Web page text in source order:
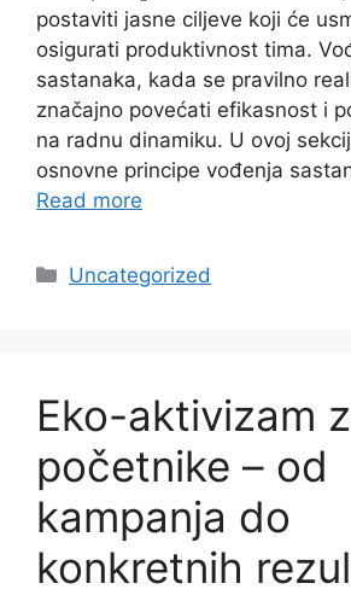
postaviti jasne ciljeve koji će
osigurati produktivnost tima.
sastanaka, kada se pravilno
značajno povećati efikasnost i
na radnu dinamiku. U ovoj
osnovne principe vođenja
Read more
Categories
Uncategorized
Eko-aktivizam
početnike – od
kampanja do
konkretnih